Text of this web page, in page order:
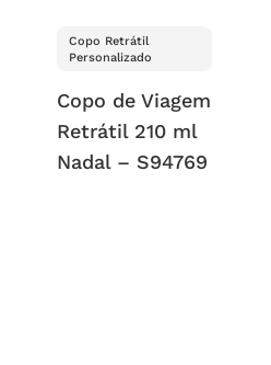
Copo Retrátil
Personalizado
Copo de Viagem
Retrátil 210 ml
Nadal – S94769